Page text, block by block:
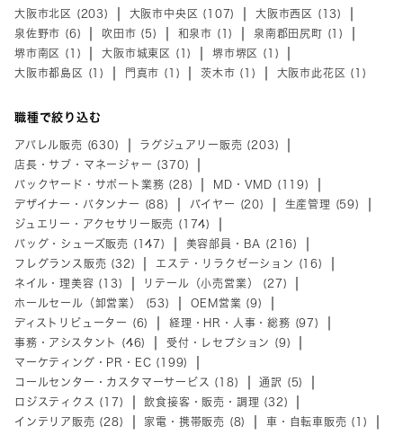
大阪市北区 (203) 大阪市中央区 (107)
大阪市西区 (13)
泉佐野市 (6)
吹田市 (5) 和泉市 (1)
泉南郡田尻町 (1)
堺市南区 (1)
大阪市城東区 (1)
堺市堺区 (1)
大阪市都島区 (1)
門真市 (1) 茨木市 (1) 大阪市此花区 (1)
職種で絞り込む
アパレル販売 (630)
ラグジュアリー販売 (203)
店長・サブ・マネージャー (370)
バックヤード・サポート業務 (28)
MD・VMD (119)
デザイナー・パタンナー (88)
バイヤー (20)
生産管理 (59)
ジュエリー・アクセサリー販売 (174)
バッグ・シューズ販売 (147)
美容部員・BA (216)
フレグランス販売 (32)
エステ・リラクゼーション (16)
ネイル・理美容 (13)
リテール（小売営業） (27)
ホールセール（卸営業） (53)
OEM営業 (9)
ディストリビューター (6)
経理・HR・人事・総務 (97)
事務・アシスタント (46)
受付・レセプション (9)
マーケティング・PR・EC (199)
コールセンター・カスタマーサービス (18)
通訳 (5)
ロジスティクス (17)
飲食接客・販売・調理 (32)
インテリア販売 (28)
家電・携帯販売 (8)
車・自転車販売 (1)